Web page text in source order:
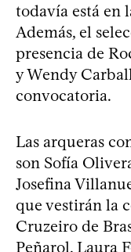
todavía está en
Además, el
presencia de
y Wendy
convocatoria.
Las arqueras
son Sofía
Josefina
que vestirán la
Cruzeiro de
Peñarol, Laura